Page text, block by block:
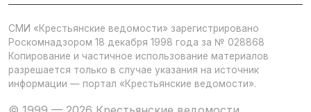
СМИ «Крестьянские ведомости» зарегистрировано
Роскомнадзором 18 декабря 1998 года за № 028868
Копирование и частичное использование материалов
разрешается только в случае указания на источник
информации — портал «Крестьянские ведомости».